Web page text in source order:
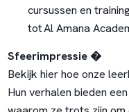
cursussen en
totAl Amana
Sfeerimpressie �
Bekijk hier hoe onze
Hun verhalen bieden